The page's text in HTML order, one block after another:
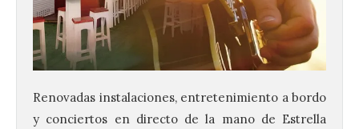
Renovadas instalaciones, entretenimiento a bordo
y conciertos en directo de la mano de Estrella